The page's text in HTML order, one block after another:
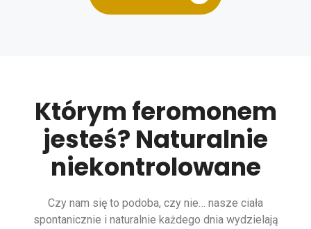
Którym feromonem
jesteś? Naturalnie
niekontrolowane
Czy nam się to podoba, czy nie… nasze ciała
spontanicznie i naturalnie każdego dnia wydzielają